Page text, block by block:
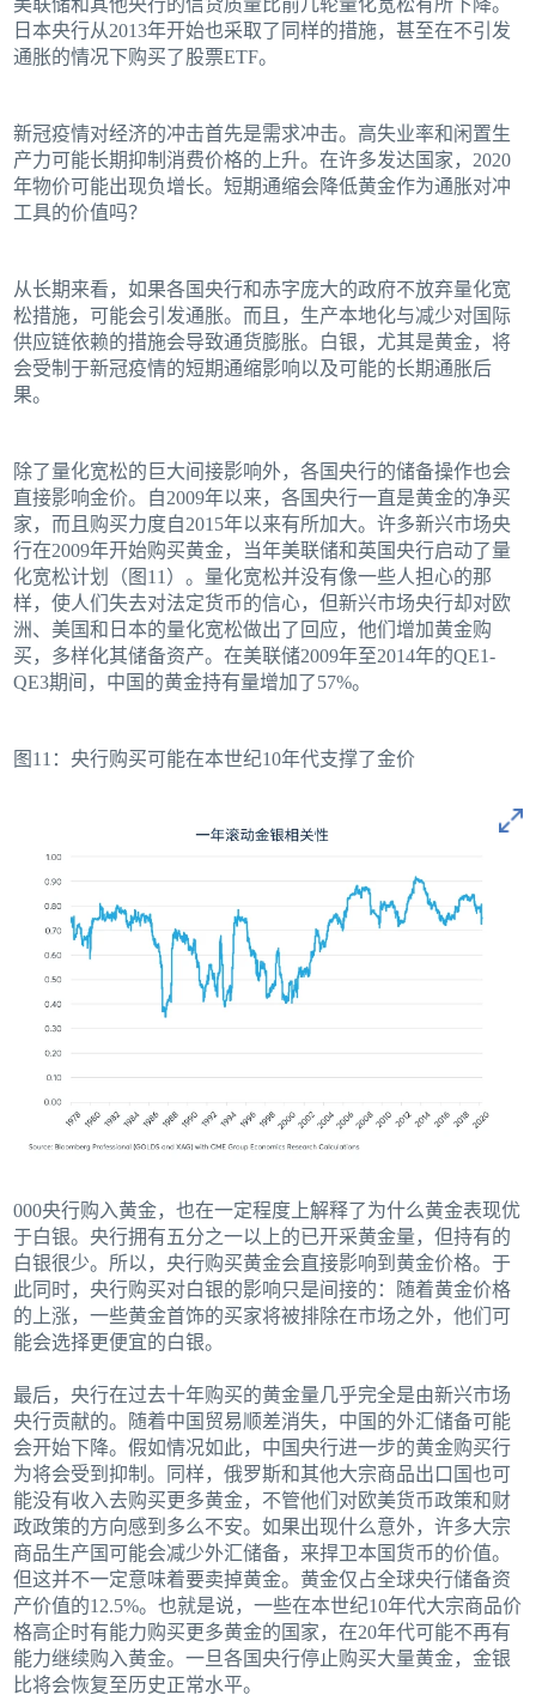
日本央行从2013年开始也采取了同样的措施，甚至在不引发
通胀的情况下购买了股票ETF。
新冠疫情对经济的冲击首先是需求冲击。高失业率和闲置生
产力可能长期抑制消费价格的上升。在许多发达国家，2020
年物价可能出现负增长。短期通缩会降低黄金作为通胀对冲
工具的价值吗？
从长期来看，如果各国央行和赤字庞大的政府不放弃量化宽
松措施，可能会引发通胀。而且，生产本地化与减少对国际
供应链依赖的措施会导致通货膨胀。白银，尤其是黄金，将
会受制于新冠疫情的短期通缩影响以及可能的长期通胀后
果。
除了量化宽松的巨大间接影响外，各国央行的储备操作也会
直接影响金价。自2009年以来，各国央行一直是黄金的净买
家，而且购买力度自2015年以来有所加大。许多新兴市场央
行在2009年开始购买黄金，当年美联储和英国央行启动了量
化宽松计划（图11）。量化宽松并没有像一些人担心的那
样，使人们失去对法定货币的信心，但新兴市场央行却对欧
洲、美国和日本的量化宽松做出了回应，他们增加黄金购
买，多样化其储备资产。在美联储2009年至2014年的QE1-
QE3期间，中国的黄金持有量增加了57%。
图11：央行购买可能在本世纪10年代支撑了金价
000央行购入黄金，也在一定程度上解释了为什么黄金表现优
于白银。央行拥有五分之一以上的已开采黄金量，但持有的
白银很少。所以，央行购买黄金会直接影响到黄金价格。于
此同时，央行购买对白银的影响只是间接的：随着黄金价格
的上涨，一些黄金首饰的买家将被排除在市场之外，他们可
能会选择更便宜的白银。
最后，央行在过去十年购买的黄金量几乎完全是由新兴市场
央行贡献的。随着中国贸易顺差消失，中国的外汇储备可能
会开始下降。假如情况如此，中国央行进一步的黄金购买行
为将会受到抑制。同样，俄罗斯和其他大宗商品出口国也可
能没有收入去购买更多黄金，不管他们对欧美货币政策和财
政政策的方向感到多么不安。如果出现什么意外，许多大宗
商品生产国可能会减少外汇储备，来捍卫本国货币的价值。
但这并不一定意味着要卖掉黄金。黄金仅占全球央行储备资
产价值的12.5%。也就是说，一些在本世纪10年代大宗商品价
格高企时有能力购买更多黄金的国家，在20年代可能不再有
能力继续购入黄金。一旦各国央行停止购买大量黄金，金银
比将会恢复至历史正常水平。